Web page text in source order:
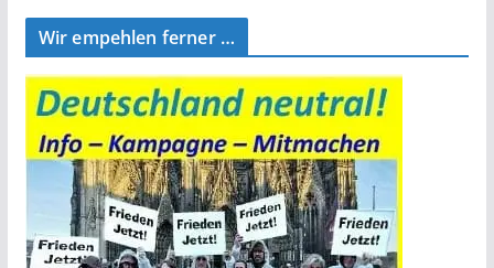
Wir empehlen ferner …